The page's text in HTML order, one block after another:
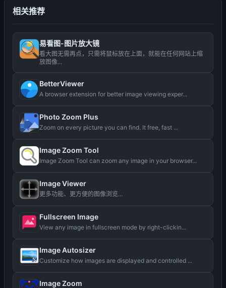
相关推荐
易看图-图片放大镜
看大图无需再点，只需将鼠标放在上面，就能在任何网站上缩
放图像...
BetterViewer
A browser extension for better image viewing exper...
Photo Zoom Plus
Zoom on every picture you can find. It free, fast ...
Image Zoom Tool
Image Zoom Tool can zoom any image in your browser...
Image Viewer
更多功能、更方便的图像浏览...
Fullscreen Image
View any image in fullscreen mode by right-clickin...
Image Autosizer
Customize how images are displayed and controlled ...
Image Zoom